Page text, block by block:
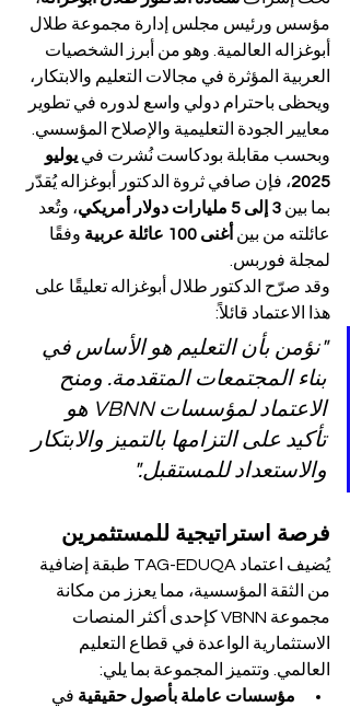
مؤسس ورئيس مجلس إدارة مجموعة طلال
أبوغزاله العالمية. وهو من أبرز الشخصيات
العربية المؤثرة في مجالات التعليم والابتكار،
ويحظى باحترام دولي واسع لدوره في تطوير
معايير الجودة التعليمية والإصلاح المؤسسي.
وبحسب مقابلة بودكاست نُشرت في يوليو
2025، فإن صافي ثروة الدكتور أبوغزاله يُقدّر
بما بين 3 إلى 5 مليارات دولار أمريكي
، وتُعد
عائلته من بين أغنى 100 عائلة عربية
وفقًا
لمجلة فوربس.
وقد صرّح الدكتور طلال أبوغزاله تعليقًا على
هذا الاعتماد قائلاً:
"نؤمن بأن التعليم هو الأساس في
بناء المجتمعات المتقدمة. ومنح
الاعتماد لمؤسسات VBNN هو
تأكيد على التزامها بالتميز والابتكار
والاستعداد للمستقبل."
فرصة استراتيجية للمستثمرين
يُضيف اعتماد TAG-EDUQA طبقة إضافية
من الثقة المؤسسية، مما يعزز من مكانة
مجموعة VBNN كإحدى أكثر المنصات
الاستثمارية الواعدة في قطاع التعليم
العالمي. وتتميز المجموعة بما يلي:
مؤسسات عاملة بأصول حقيقية في